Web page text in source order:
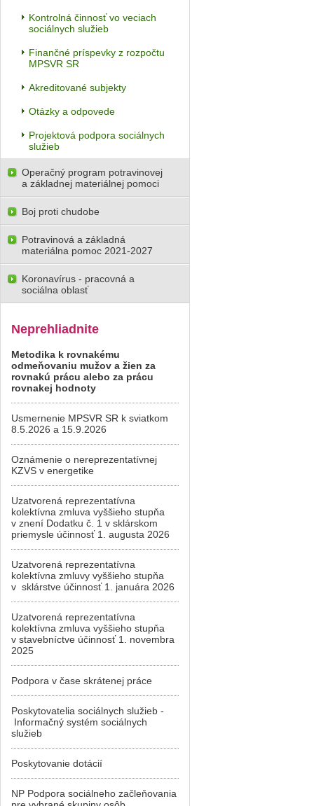
Kontrolná činnosť vo veciach
sociálnych služieb
Finančné príspevky z rozpočtu
MPSVR SR
Akreditované subjekty
Otázky a odpovede
Projektová podpora sociálnych
služieb
Operačný program potravinovej
a základnej materiálnej pomoci
Boj proti chudobe
Potravinová a základná
materiálna pomoc 2021-2027
Koronavírus - pracovná a
sociálna oblasť
Neprehliadnite
Metodika k rovnakému
odmeňovaniu mužov a žien za
rovnakú prácu alebo za prácu
rovnakej hodnoty
Usmernenie MPSVR SR k sviatkom
8.5.2026 a 15.9.2026
Oznámenie o nereprezentatívnej
KZVS v energetike
Uzatvorená reprezentatívna
kolektívna zmluva vyššieho stupňa
v znení Dodatku č. 1 v sklárskom
priemysle účinnosť 1. augusta 2026
Uzatvorená reprezentatívna
kolektívna zmluvy vyššieho stupňa
v sklárstve účinnosť 1. januára 2026
Uzatvorená reprezentatívna
kolektívna zmluva vyššieho stupňa
v stavebníctve účinnosť 1. novembra
2025
Podpora v čase skrátenej práce
Poskytovatelia sociálnych služieb -
Informačný systém sociálnych
služieb
Poskytovanie dotácií
NP Podpora sociálneho začleňovania